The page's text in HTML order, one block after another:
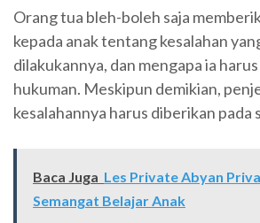
Orang tua bleh-boleh saja
kepada anak tentang kesalahan
dilakukannya, dan mengapa ia
hukuman. Meskipun demikian,
kesalahannya harus diberikan pada
Baca Juga Les Private Abyan
Semangat Belajar Anak